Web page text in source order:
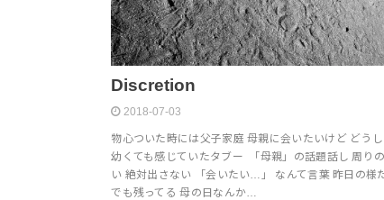
Discretion
2018-07-03
物心ついた時には父子家庭 母親に会いたいけど どうし
幼くても感じていたタブー 「母親」の話題話し 周り
い 絶対出さない 「会いたい…」 なんて言葉 昨日の様
でも残ってる 母の日なんか…